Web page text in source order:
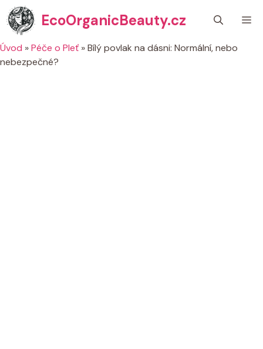
Přeskočit
na
obsah
EcoOrganicBeauty.cz
Úvod »Péče o Pleť »Bílý povlak na dásni: Normální, nebo
nebezpečné?